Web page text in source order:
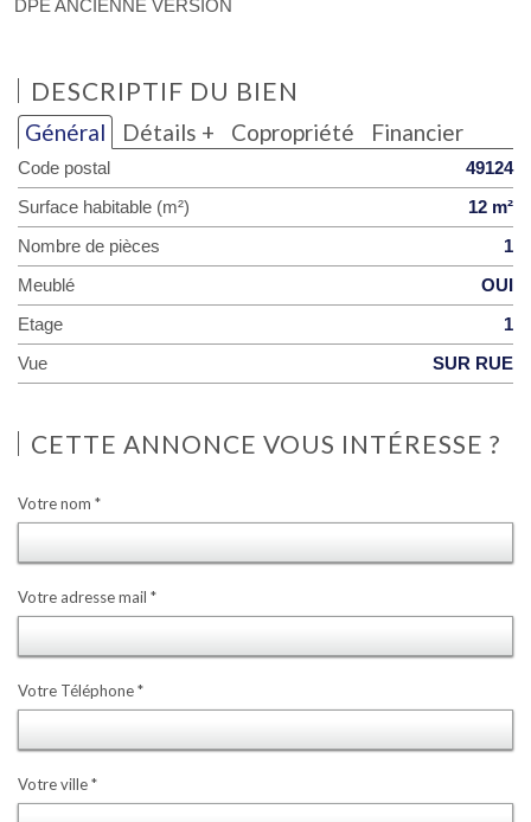
DPE ANCIENNE VERSION
DESCRIPTIF DU BIEN
Général Détails + Copropriété Financier
Code postal 49124
Surface habitable (m²) 12 m²
Nombre de pièces 1
Meublé OUI
Etage 1
Vue SUR RUE
CETTE ANNONCE VOUS INTÉRESSE ?
Votre nom *
Votre adresse mail *
Votre Téléphone *
Votre ville *